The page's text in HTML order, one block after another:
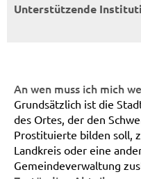
Unterstützende
An wen muss ich mich
Grundsätzlich ist die
des Ortes, der den
Prostituierte bilden soll,
Landkreis oder eine
Gemeindeverwaltung